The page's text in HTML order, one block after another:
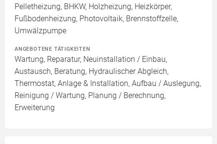
Pelletheizung, BHKW, Holzheizung, Heizkörper,
Fußbodenheizung, Photovoltaik, Brennstoffzelle,
Umwälzpumpe
ANGEBOTENE TÄTIGKEITEN
Wartung, Reparatur, Neuinstallation / Einbau,
Austausch, Beratung, Hydraulischer Abgleich,
Thermostat, Anlage & Installation, Aufbau / Auslegung,
Reinigung / Wartung, Planung / Berechnung,
Erweiterung